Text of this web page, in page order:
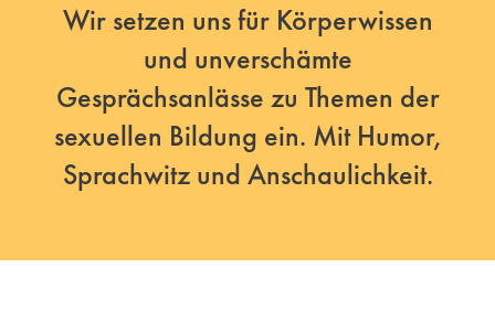
Wir setzen uns für Körperwissen
und unverschämte
Gesprächsanlässe zu Themen der
sexuellen Bildung ein. Mit Humor,
Sprachwitz und Anschaulichkeit.